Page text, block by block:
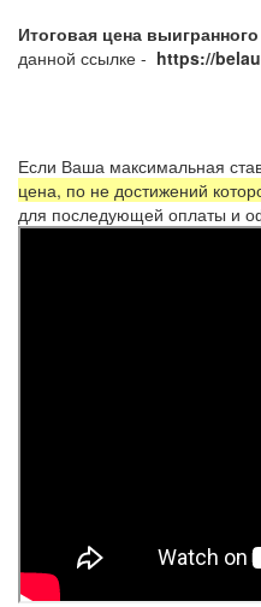
Итоговая цена
данной ссылке - https://
Если Ваша максимальная
цена, по не достижений
для последующей оплаты и